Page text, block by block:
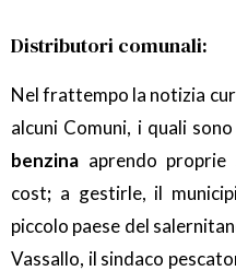
Distributori comunali:
Nel frattempo la notizia
alcuni Comuni, i quali sono
benzina aprendo
cost; a gestirle, il
piccolo paese del
Vassallo, il sindaco